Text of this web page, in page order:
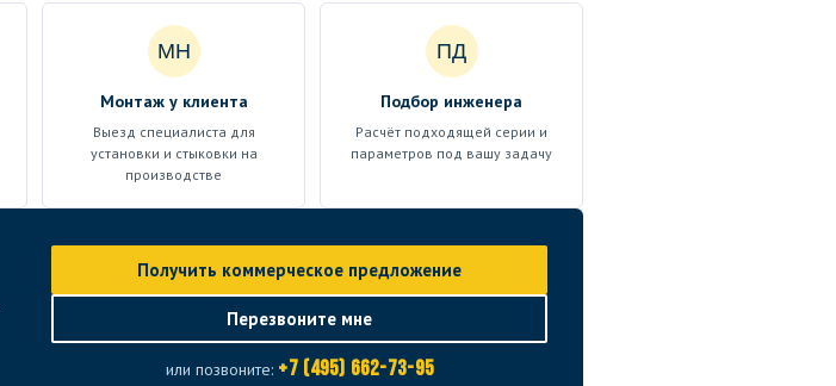
МН
Монтаж у клиента
Выезд специалиста для
установки и стыковки на
производстве
ПД
Подбор инженера
Расчёт подходящей серии и
параметров под вашу задачу
Получить коммерческое предложение
Перезвоните мне
или позвоните: +7 (495) 662-73-95